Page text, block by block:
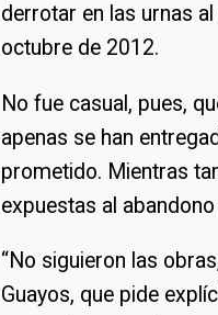
derrotar en las urnas
octubre de 2012.
No fue casual, pues,
apenas se han
prometido. Mientras
expuestas al
“No siguieron las
Guayos, que pide